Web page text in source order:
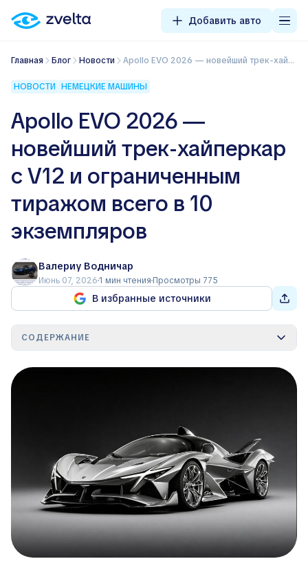
Добавить авто
Главная Блог Новости Apollo EVO 2026 — новейший трек-хайперкар с V12 и ограниченным тиражом всего в 10 экземпляров
НОВОСТИ НЕМЕЦКИЕ МАШИНЫ
Apollo EVO 2026 —
новейший трек-хайперкар
с V12 и ограниченным
тиражом всего в 10
экземпляров
Валериу Водничар
Июнь 07, 20261 мин чтения Просмотры 775
В избранные источники
СОДЕРЖАНИЕ